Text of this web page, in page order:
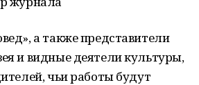
а также представители
и видные деятели культуры,
чьи работы будут